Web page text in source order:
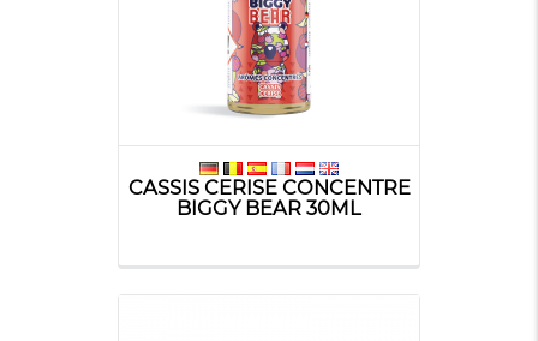
CASSIS CERISE CONCENTRE
BIGGY BEAR 30ML